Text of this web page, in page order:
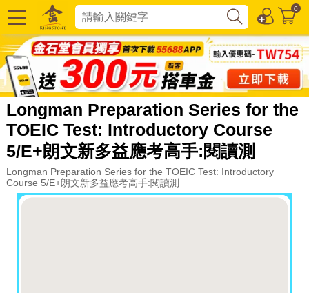
0
Longman Preparation Series for the
TOEIC Test: Introductory Course
5/E+朗文新多益應考高手:閱讀測
Longman Preparation Series for the TOEIC Test: Introductory
Course 5/E+朗文新多益應考高手:閱讀測